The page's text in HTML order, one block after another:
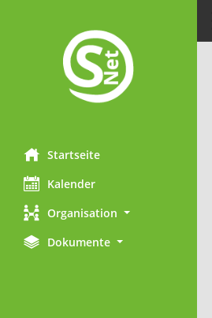
Startseite
Kalender
Organisation
Dokumente